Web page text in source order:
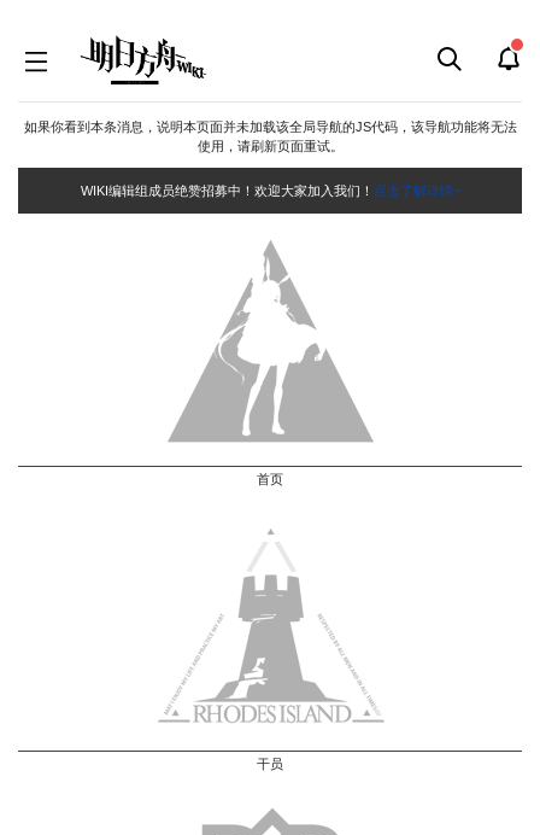
如果你看到本条消息，说明本页面并未加载该全局导航的JS代码，该导航功能将无法
使用，请刷新页面重试。
WIKI编辑组成员绝赞招募中！欢迎大家加入我们！ 点击了解详情~
首页
干员